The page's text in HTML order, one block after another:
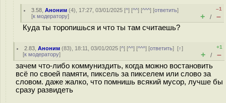
3.58 ,Аноним (4), 17:27, 03/01/2025 [^] [^^] [^^^] [ответить]
[к модератору]
–1
+ / –
Куда ты торопишься и что ты там считаешь?
2.83 ,Аноним (83), 18:11, 03/01/2025 [^] [^^] [^^^] [ответить][↑]
[к модератору]
+1
+ / –
зачем что-либо коммуниздить, когда можно востановить
всё по своей памяти, пиксель за пикселем или слово за
словом. даже жалко, что помнишь всякий мусор, лучше бы
сразу развидеть